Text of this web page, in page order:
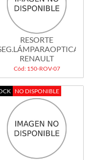
RESORTE
RENAULT
Cód: 150-ROV-07
NO DISPONIBLE